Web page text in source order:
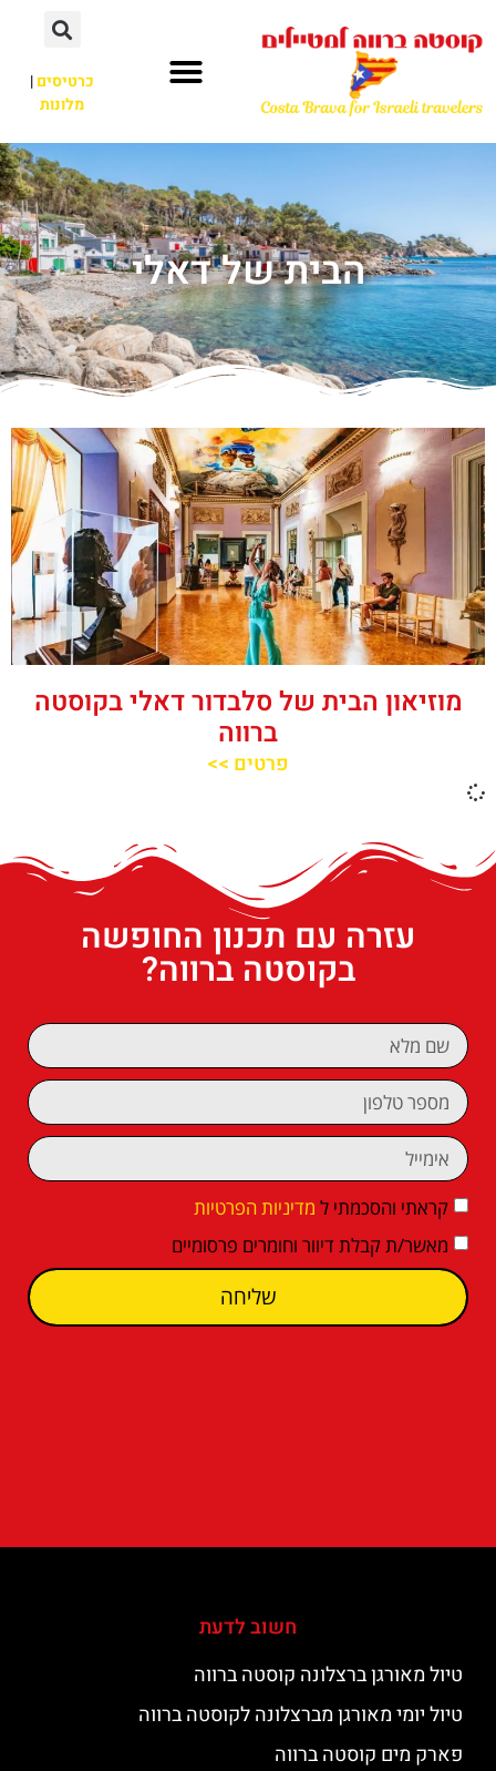
כרטיסים|
מלונות
הבית של דאלי
מוזיאון הבית של סלבדור דאלי בקוסטה
ברווה
פרטים >>
עזרה עם תכנון החופשה
בקוסטה ברווה?
קראתי והסכמתי ל מדיניות הפרטיות
מאשר/ת קבלת דיוור וחומרים פרסומיים
שליחה
חשוב לדעת
טיול מאורגן ברצלונה קוסטה ברווה
טיול יומי מאורגן מברצלונה לקוסטה ברווה
פארק מים קוסטה ברווה